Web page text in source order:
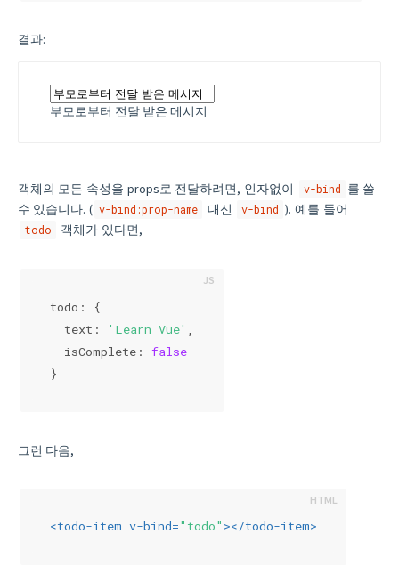
결과:
부모로부터 전달 받은 메시지
객체의 모든 속성을 props로 전달하려면, 인자없이 v-bind
를 쓸
수 있습니다. ( v-bind:prop-name 대신 v-bind ). 예를 들어
todo 객체가 있다면,
todo: {
  text:
'Learn Vue' ,
  isComplete:
false
}
그런 다음,
<todo-item v-bind="todo" ></todo-item>